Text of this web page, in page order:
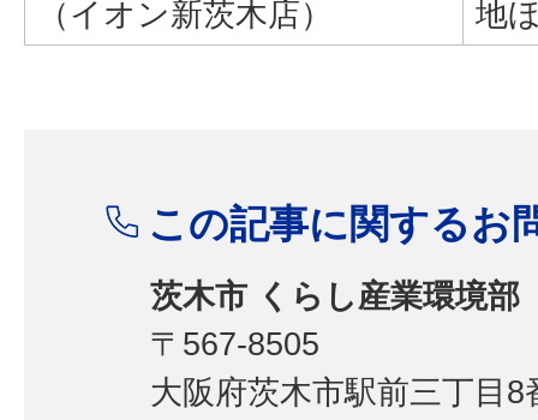
（イオン新茨木店）
地
この記事に関するお
茨木市 くらし産業環境
〒567-8505
大阪府茨木市駅前三丁目8